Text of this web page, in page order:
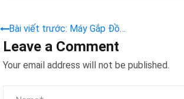
Bài viết trước: Máy Gắp Đồ
Ăn Vặt 2 in 1 – Sản Phẩm
Công Nghệ Mới 2024
Leave a Comment
Your email address will not be published.